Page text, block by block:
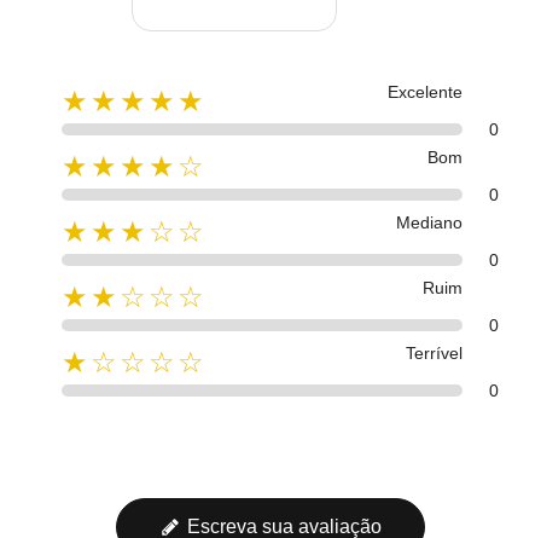
★★★★★
Excelente
0
★★★★☆
Bom
0
★★★☆☆
Mediano
0
★★☆☆☆
Ruim
0
★☆☆☆☆
Terrível
0
Escreva sua avaliação